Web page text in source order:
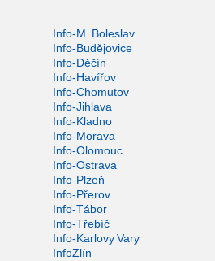
Info-M. Boleslav
Info-Budějovice
Info-Děčín
Info-Havířov
Info-Chomutov
Info-Jihlava
Info-Kladno
Info-Morava
Info-Olomouc
Info-Ostrava
Info-Plzeň
Info-Přerov
Info-Tábor
Info-Třebíč
Info-Karlovy Vary
InfoZlín